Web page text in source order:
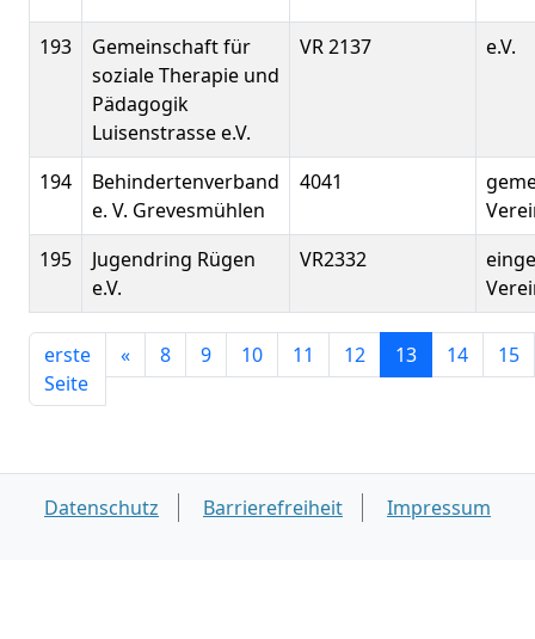
193
Gemeinschaft für
soziale Therapie und
Pädagogik
Luisenstrasse e.V.
VR 2137 e.V.
194
Behindertenverband
e. V. Grevesmühlen
4041
195
Jugendring Rügen
e.V.
VR2332
erste
Seite
« 8 9 10 11 12 13 14 15
Datenschutz Barrierefreiheit Impressum